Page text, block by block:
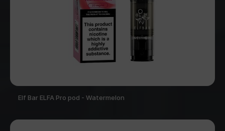
Elf Bar ELFA Pro pod - Watermelon